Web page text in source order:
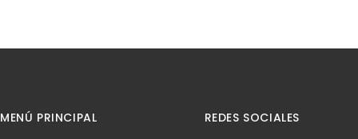
MENÚ PRINCIPAL REDES SOCIALES